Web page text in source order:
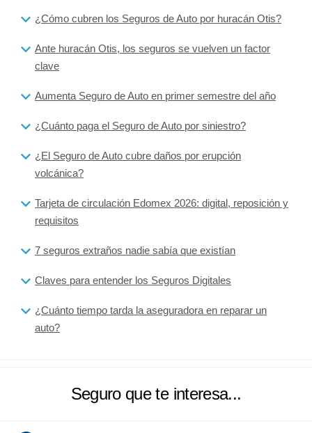
¿Cómo cubren los Seguros de Auto por huracán Otis?
Ante huracán Otis, los seguros se vuelven un factor
clave
Aumenta Seguro de Auto en primer semestre del año
¿Cuánto paga el Seguro de Auto por siniestro?
¿El Seguro de Auto cubre daños por erupción
volcánica?
Tarjeta de circulación Edomex 2026: digital, reposición y
requisitos
7 seguros extraños nadie sabía que existían
Claves para entender los Seguros Digitales
¿Cuánto tiempo tarda la aseguradora en reparar un
auto?
Seguro que te interesa...